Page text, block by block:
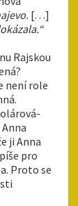
[…]
Rajskou
není role
ji Anna
pro
Proto se